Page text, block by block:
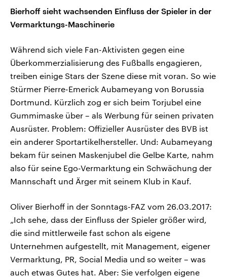
Bierhoff sieht wachsenden Einfluss der Spieler in der
Vermarktungs-Maschinerie
Während sich viele Fan-Aktivisten gegen eine
Überkommerzialisierung des Fußballs engagieren,
treiben einige Stars der Szene diese mit voran. So wie
Stürmer Pierre-Emerick Aubameyang von Borussia
Dortmund. Kürzlich zog er sich beim Torjubel eine
Gummimaske über – als Werbung für seinen privaten
Ausrüster. Problem: Offizieller Ausrüster des BVB ist
ein anderer Sportartikelhersteller. Und: Aubameyang
bekam für seinen Maskenjubel die Gelbe Karte, nahm
also für seine Ego-Vermarktung ein Schwächung der
Mannschaft und Ärger mit seinem Klub in Kauf.
Oliver Bierhoff in der Sonntags-FAZ vom 26.03.2017:
„Ich sehe, dass der Einfluss der Spieler größer wird,
die sind mittlerweile fast schon als eigene
Unternehmen aufgestellt, mit Management, eigener
Vermarktung, PR, Social Media und so weiter – was
auch etwas Gutes hat. Aber: Sie verfolgen eigene